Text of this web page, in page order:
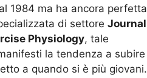
1984 ma ha ancora perfetta
di settore Journal
Physiology, tale
la tendenza a subire
a quando si è più giovani.